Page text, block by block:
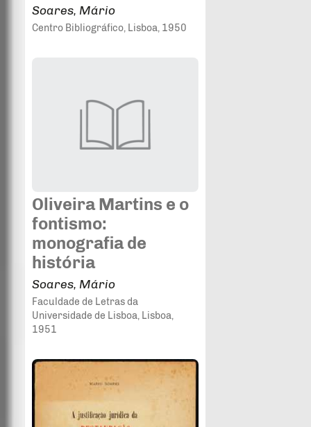
Soares, Mário
Centro Bibliográfico, Lisboa, 1950
Oliveira Martins e o
fontismo:
monografia de
história
Soares, Mário
Faculdade de Letras da
Universidade de Lisboa, Lisboa,
1951